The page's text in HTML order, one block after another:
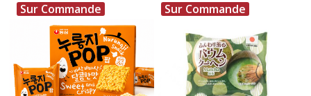
Sur Commande Sur Commande